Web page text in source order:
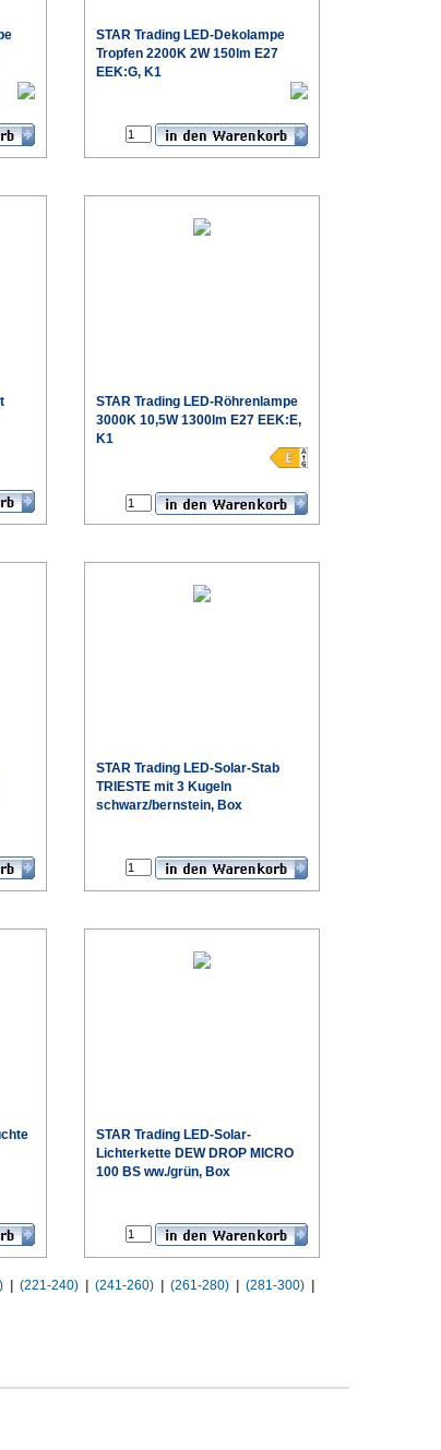
STAR Trading LED-Dekolampe
Tropfen 2200K 2W 150lm E27
EEK:G, K1
STAR Trading LED-Röhrenlampe
3000K 10,5W 1300lm E27 EEK:E,
K1
€
STAR Trading LED-Solar-Stab
TRIESTE mit 3 Kugeln
schwarz/bernstein, Box
STAR Trading LED-Solar-
Lichterkette DEW DROP MICRO
100 BS ww./grün, Box
(221-240) (241-260) (261-280) (281-300)